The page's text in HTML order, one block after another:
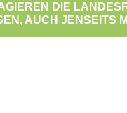
DIE
AUCH JENSEITS